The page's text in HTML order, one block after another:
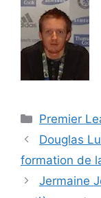
Catégories
Premier
Douglas
formation de
Jermaine